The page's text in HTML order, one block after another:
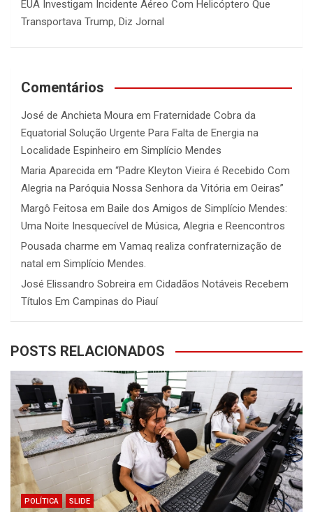
EUA Investigam Incidente Aéreo Com Helicóptero Que
Transportava Trump, Diz Jornal
Comentários
José de Anchieta Moura em Fraternidade Cobra da
Equatorial Solução Urgente Para Falta de Energia na
Localidade Espinheiro em Simplício Mendes
Maria Aparecida em “Padre Kleyton Vieira é Recebido Com
Alegria na Paróquia Nossa Senhora da Vitória em Oeiras”
Margô Feitosa em Baile dos Amigos de Simplício Mendes:
Uma Noite Inesquecível de Música, Alegria e Reencontros
Pousada charme em Vamaq realiza confraternização de
natal em Simplício Mendes.
José Elissandro Sobreira em Cidadãos Notáveis Recebem
Títulos Em Campinas do Piauí
POSTS RELACIONADOS
POLÍTICA SLIDE